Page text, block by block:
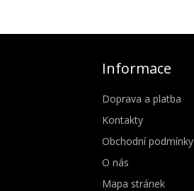
Informace
Doprava a platba
Kontakty
Obchodní podmínky
O nás
Mapa stránek